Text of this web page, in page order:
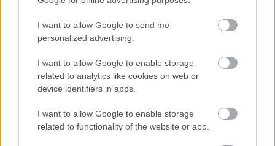
I want to allow Google to send me
personalized advertising.
I want to allow Google to enable storage
related to analytics like cookies on web or
device identifiers in apps.
I want to allow Google to enable storage
related to functionality of the website or app.
Naplót kell vezetniük a borászoknak Módosult a
szőlőfeldolgozáskor és a borkészítéskor keletkező
lepárlásáról szóló miniszteri rendelet. Egyebek
mellett ezentúl termelési naplót kell vezetniük a
borkészítőknek. Bekerült a „termelési napló”…